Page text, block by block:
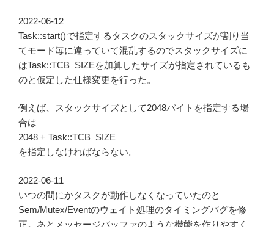
2022-06-12
Task::start()で指定するタスクのスタックサイズが割り当
てモード毎に違っていて混乱するのでスタックサイズに
はTask::TCB_SIZEを加算したサイズが指定されているも
のと仮定した仕様変更を行った。
例えば、スタックサイズとして2048バイトを指定する場
合は
2048 + Task::TCB_SIZE
を指定しなければならない。
2022-06-11
いつの間にかタスクが動作しなくなっていたのと
Sem/Mutex/Eventのウェイト処理のタイミングバグを修
正。あとメッセージバッファのような機能を作りやすく